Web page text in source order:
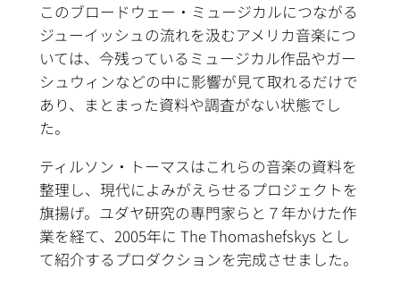
このブロードウェー・ミュージカルにつながる
ジューイッシュの流れを汲むアメリカ音楽につ
いては、今残っているミュージカル作品やガー
シュウィンなどの中に影響が見て取れるだけで
あり、まとまった資料や調査がない状態でし
た。
ティルソン・トーマスはこれらの音楽の資料を
整理し、現代によみがえらせるプロジェクトを
旗揚げ。ユダヤ研究の専門家らと７年かけた作
業を経て、2005年に The Thomashefskys とし
て紹介するプロダクションを完成させました。